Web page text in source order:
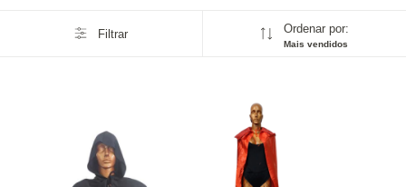
Filtrar Ordenar por:
Mais vendidos